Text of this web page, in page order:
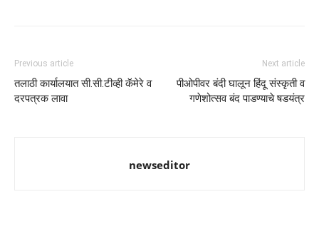
Previous article
तलाठी कार्यालयात सी.सी.टीव्ही कॅमेरे व
दरपत्रक लावा
Next article
पीओपीवर बंदी घालून हिंदू संस्कृती व
गणेशोत्सव बंद पाडण्याचे षडयंत्र
newseditor